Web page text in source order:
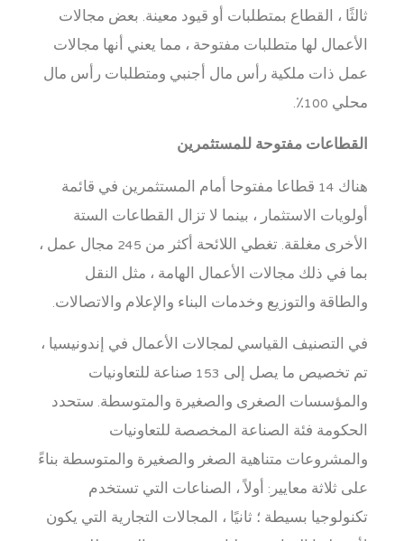
ثالثًا ، القطاع بمتطلبات أو قيود معينة. بعض مجالات
الأعمال لها متطلبات مفتوحة ، مما يعني أنها مجالات
عمل ذات ملكية رأس مال أجنبي ومتطلبات رأس مال
محلي 100٪.
القطاعات مفتوحة للمستثمرين
هناك 14 قطاعا مفتوحا أمام المستثمرين في قائمة
أولويات الاستثمار ، بينما لا تزال القطاعات الستة
الأخرى مغلقة. تغطي اللائحة أكثر من 245 مجال عمل ،
بما في ذلك مجالات الأعمال الهامة ، مثل النقل
والطاقة والتوزيع وخدمات البناء والإعلام والاتصالات.
في التصنيف القياسي لمجالات الأعمال في إندونيسيا ،
تم تخصيص ما يصل إلى 153 صناعة للتعاونيات
والمؤسسات الصغرى والصغيرة والمتوسطة. ستحدد
الحكومة فئة الصناعة المخصصة للتعاونيات
والمشروعات متناهية الصغر والصغيرة والمتوسطة بناءً
على ثلاثة معايير: أولاً ، الصناعات التي تستخدم
تكنولوجيا بسيطة ؛ ثانيًا ، المجالات التجارية التي يكون